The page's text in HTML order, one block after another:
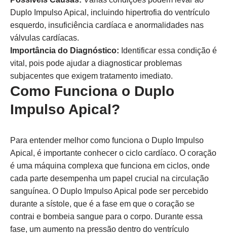
Duplo Impulso Apical, incluindo hipertrofia do ventrículo
esquerdo, insuficiência cardíaca e anormalidades nas
válvulas cardíacas.
Importância do Diagnóstico: Identificar essa condição é
vital, pois pode ajudar a diagnosticar problemas
subjacentes que exigem tratamento imediato.
Como Funciona o Duplo
Impulso Apical?
Para entender melhor como funciona o Duplo Impulso
Apical, é importante conhecer o ciclo cardíaco. O coração
é uma máquina complexa que funciona em ciclos, onde
cada parte desempenha um papel crucial na circulação
sanguínea. O Duplo Impulso Apical pode ser percebido
durante a sístole, que é a fase em que o coração se
contrai e bombeia sangue para o corpo. Durante essa
fase, um aumento na pressão dentro do ventrículo